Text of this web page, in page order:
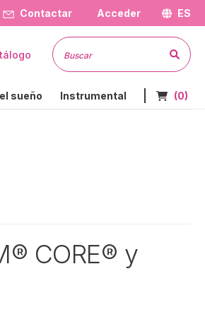
Contactar Acceder ES
sueño Instrumental Nº de
(0)
CORE® y